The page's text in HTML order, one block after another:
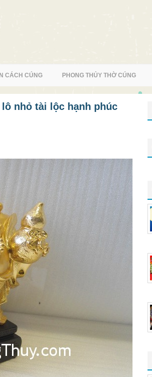
CÁCH CÚNG PHONG THỦY THỜ CÚNG
nhỏ tài lộc hạnh phúc